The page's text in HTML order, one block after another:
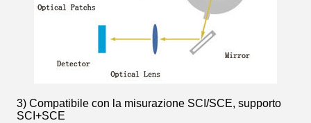
3) Compatibile con la misurazione SCI/SCE, supporto
SCI+SCE